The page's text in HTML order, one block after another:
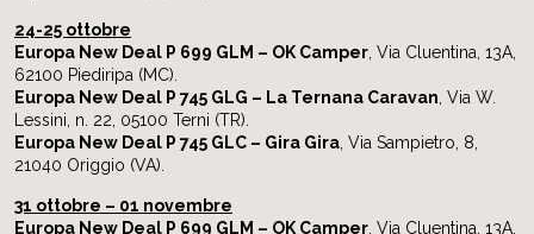
24-25 ottobre
Europa New Deal P 699 GLM – OK Camper , Via Cluentina, 13A,
62100 Piediripa (MC).
Europa New Deal P 745 GLG – La Ternana Caravan , Via W.
Lessini, n. 22, 05100 Terni (TR).
Europa New Deal P 745 GLC – Gira Gira , Via Sampietro, 8,
21040 Origgio (VA).
31 ottobre – 01 novembre
Europa New Deal P 699 GLM – OK Camper , Via Cluentina, 13A,